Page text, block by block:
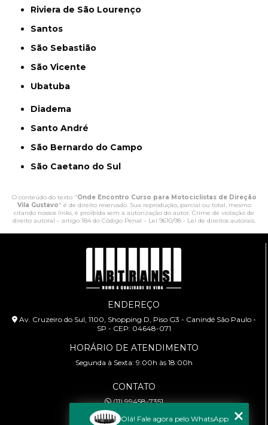
Riviera de São Lourenço
Santos
São Sebastião
São Vicente
Ubatuba
Diadema
Santo André
São Bernardo do Campo
São Caetano do Sul
O conteúdo do texto "Onde Encontro Curso para Motociclistas de Direção
Vila Gustavo" é de direito reservado. Sua reprodução, parcial ou total, mesmo
citando nossos links, é proibida sem a autorização do autor. Crime de violação de
direito autoral – artigo 184 do Código Penal – Lei 9610/98 - Lei de direitos autorais.
ENDEREÇO
Av. Cruzeiro do Sul, 1100, Shopping D, Piso G3 - Canindé São Paulo -
SP - CEP: 04648-071
HORÁRIO DE ATENDIMENTO
Segunda à Sexta: 9:00h às 18:00h
CONTATO
(11) 99458-7351
cursoabtrans@gmail.com
Olá! Fale agora pelo WhatsApp